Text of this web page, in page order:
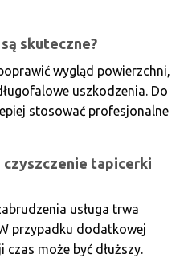
skuteczne?
wygląd powierzchni,
uszkodzenia. Do
stosować profesjonalne
tapicerki
usługa trwa
przypadku dodatkowej
czas może być dłuższy.